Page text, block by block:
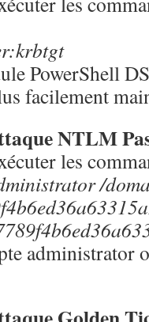
PowerShell
facilement
NTLM
les
/
administrator